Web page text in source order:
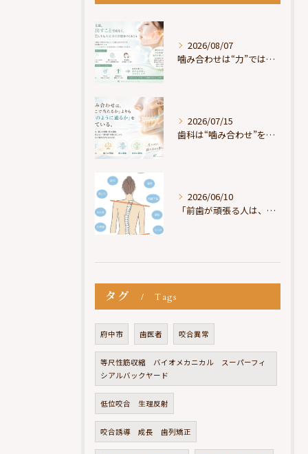
2026/08/07
噛み合わせは“力”ではなく“許可”である
2026/07/15
歯科は“噛み合わせ”を見ているが、身体は“通り道”を見ている
2026/06/10
「前歯が頑張る人は、だいたい疲れている」
タグ Tags
府中市 歯医者 咬合異常
等尺性筋収縮 バイオメカニカル スーパーフィ
シアルバックヤード
低位咬合 生理反射
咬合誘導 成長 歯列矯正